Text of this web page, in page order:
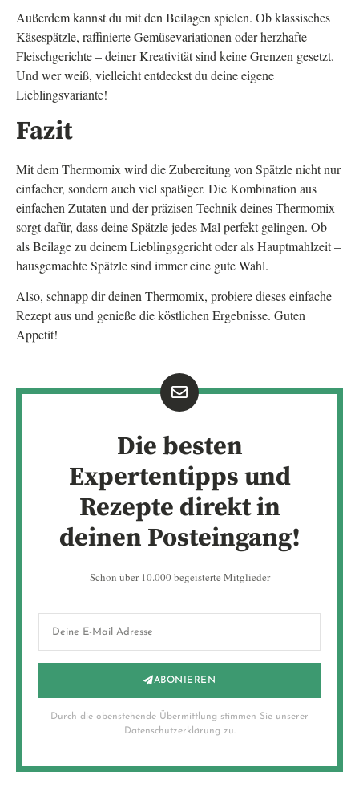
Außerdem kannst du mit den Beilagen spielen. Ob klassisches
Käsespätzle, raffinierte Gemüsevariationen oder herzhafte
Fleischgerichte – deiner Kreativität sind keine Grenzen gesetzt.
Und wer weiß, vielleicht entdeckst du deine eigene
Lieblingsvariante!
Fazit
Mit dem Thermomix wird die Zubereitung von Spätzle nicht nur
einfacher, sondern auch viel spaßiger. Die Kombination aus
einfachen Zutaten und der präzisen Technik deines Thermomix
sorgt dafür, dass deine Spätzle jedes Mal perfekt gelingen. Ob
als Beilage zu deinem Lieblingsgericht oder als Hauptmahlzeit –
hausgemachte Spätzle sind immer eine gute Wahl.
Also, schnapp dir deinen Thermomix, probiere dieses einfache
Rezept aus und genieße die köstlichen Ergebnisse. Guten
Appetit!
Die besten
Expertentipps und
Rezepte direkt in
deinen Posteingang!
Schon über 10.000 begeisterte Mitglieder
ABONIEREN
Durch die obenstehende Übermittlung stimmen Sie unserer
Datenschutzerklärung zu.